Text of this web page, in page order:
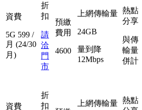
資費
5G 599 /
月 (24/30
月)
折
扣
請
洽
門
市
預繳
費用
4600
上網傳輸量
24GB
量到降
12Mbps
熱點
分享
與傳
輸量
併計
資費
折
扣
上網傳輸量 熱點